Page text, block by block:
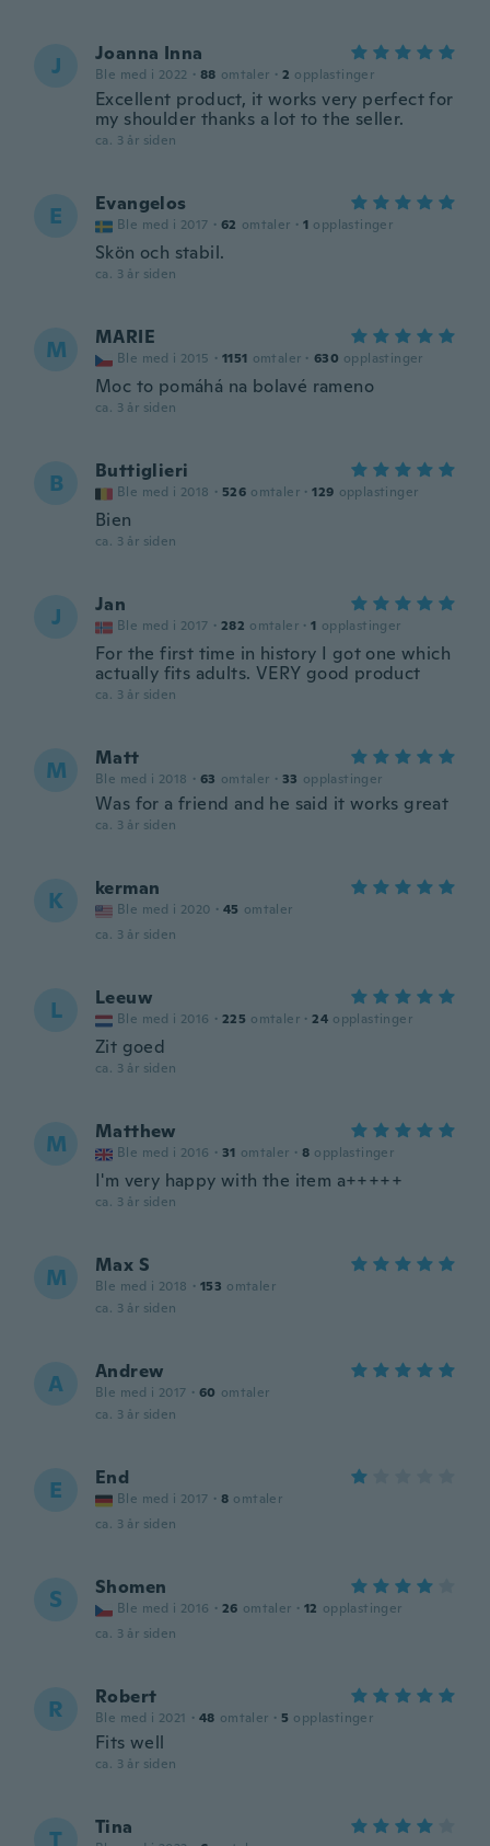
J Joanna Inna
Ble med i 2022 · 88 omtaler · 2 opplastinger
Excellent product, it works very perfect for
my shoulder thanks a lot to the seller.
ca. 3 år siden
E Evangelos
Ble med i 2017 · 62 omtaler · 1 opplastinger
Skön och stabil.
ca. 3 år siden
M MARIE
Ble med i 2015 · 1151 omtaler · 630 opplastinger
Moc to pomáhá na bolavé rameno
ca. 3 år siden
B Buttiglieri
Ble med i 2018 · 526 omtaler · 129 opplastinger
Bien
ca. 3 år siden
J Jan
Ble med i 2017 · 282 omtaler · 1 opplastinger
For the first time in history I got one which
actually fits adults. VERY good product
ca. 3 år siden
M Matt
Ble med i 2018 · 63 omtaler · 33 opplastinger
Was for a friend and he said it works great
ca. 3 år siden
K kerman
Ble med i 2020 · 45 omtaler
ca. 3 år siden
L Leeuw
Ble med i 2016 · 225 omtaler · 24 opplastinger
Zit goed
ca. 3 år siden
M Matthew
Ble med i 2016 · 31 omtaler · 8 opplastinger
I'm very happy with the item a+++++
ca. 3 år siden
M Max S
Ble med i 2018 · 153 omtaler
ca. 3 år siden
A Andrew
Ble med i 2017 · 60 omtaler
ca. 3 år siden
E End
Ble med i 2017 · 8 omtaler
ca. 3 år siden
S Shomen
Ble med i 2016 · 26 omtaler · 12 opplastinger
ca. 3 år siden
R Robert
Ble med i 2021 · 48 omtaler · 5 opplastinger
Fits well
ca. 3 år siden
T Tina